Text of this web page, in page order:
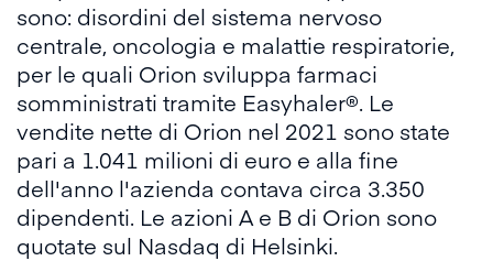
sono: disordini del sistema nervoso
centrale, oncologia e malattie respiratorie,
per le quali Orion sviluppa farmaci
somministrati tramite Easyhaler®. Le
vendite nette di Orion nel 2021 sono state
pari a 1.041 milioni di euro e alla fine
dell'anno l'azienda contava circa 3.350
dipendenti. Le azioni A e B di Orion sono
quotate sul Nasdaq di Helsinki.